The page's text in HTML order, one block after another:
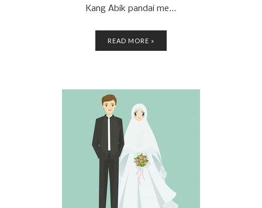
Kang Abik pandai me...
READ MORE »